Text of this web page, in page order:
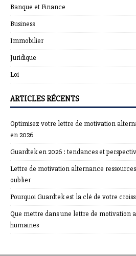
Banque et Finance
Business
Immobilier
Juridique
Loi
ARTICLES RÉCENTS
Optimisez votre lettre de motivation
en 2026
Guardtek en 2026 : tendances et
Lettre de motivation alternance
oublier
Pourquoi Guardtek est la clé de votre
Que mettre dans une lettre de motivation
humaines